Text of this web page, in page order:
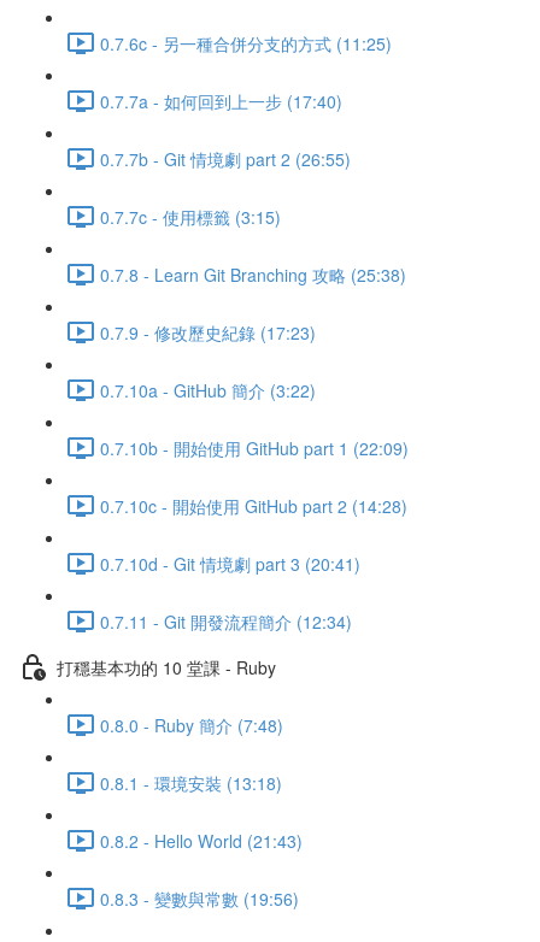
0.7.6c - 另一種合併分支的方式 (11:25)
0.7.7a - 如何回到上一步 (17:40)
0.7.7b - Git 情境劇 part 2 (26:55)
0.7.7c - 使用標籤 (3:15)
0.7.8 - Learn Git Branching 攻略 (25:38)
0.7.9 - 修改歷史紀錄 (17:23)
0.7.10a - GitHub 簡介 (3:22)
0.7.10b - 開始使用 GitHub part 1 (22:09)
0.7.10c - 開始使用 GitHub part 2 (14:28)
0.7.10d - Git 情境劇 part 3 (20:41)
0.7.11 - Git 開發流程簡介 (12:34)
打穩基本功的 10 堂課 - Ruby
0.8.0 - Ruby 簡介 (7:48)
0.8.1 - 環境安裝 (13:18)
0.8.2 - Hello World (21:43)
0.8.3 - 變數與常數 (19:56)